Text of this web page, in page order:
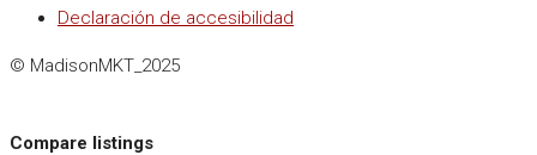
Declaración de accesibilidad
© MadisonMKT_2025
Compare listings